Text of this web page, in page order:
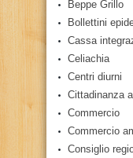
Beppe Grillo
Bollettini
Cassa
Celiachia
Centri diurni
Cittadinanza
Commercio
Commercio
Consiglio